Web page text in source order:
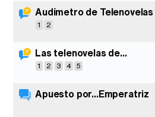
Audímetro de Telenovelas
1 2
Las telenovelas de...
1 2 3 4 5
Apuesto por...Emperatriz